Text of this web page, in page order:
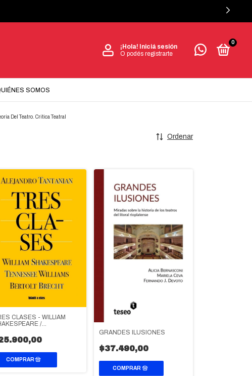
¡Hola! Iniciá sesión
O podés registrarte
0
SOMOS
Del Teatro. Critica Teatral
Ordenar
CLASES - WILLIAM
/
BRECHT
GRANDES ILUSIONES
$37.490,00